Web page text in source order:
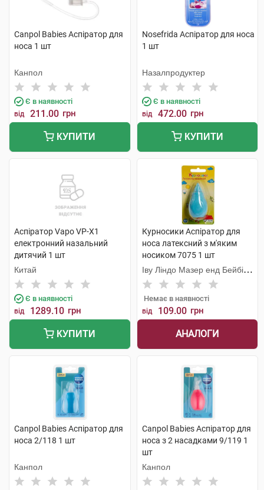
Canpol Babies Аспіратор для
носа 1 шт
Канпол
Є в наявності
від 211.00 грн
КУПИТИ
Nosefrida Аспіратор для носа
1 шт
Назалпродуктер
Є в наявності
від 472.00 грн
КУПИТИ
Аспіратор Vapo VP-X1
електронний назальний
дитячий 1 шт
Китай
Є в наявності
від 1289.10 грн
КУПИТИ
Курносики Аспіратор для
носа латексний з м'яким
носиком 7075 1 шт
Іву Ліндо Мазер енд Бейбі
Продактс
Немає в наявності
від 109.00 грн
АНАЛОГИ
Canpol Babies Аспіратор для
носа 2/118 1 шт
Канпол
Canpol Babies Аспіратор для
носа з 2 насадками 9/119 1
шт
Канпол